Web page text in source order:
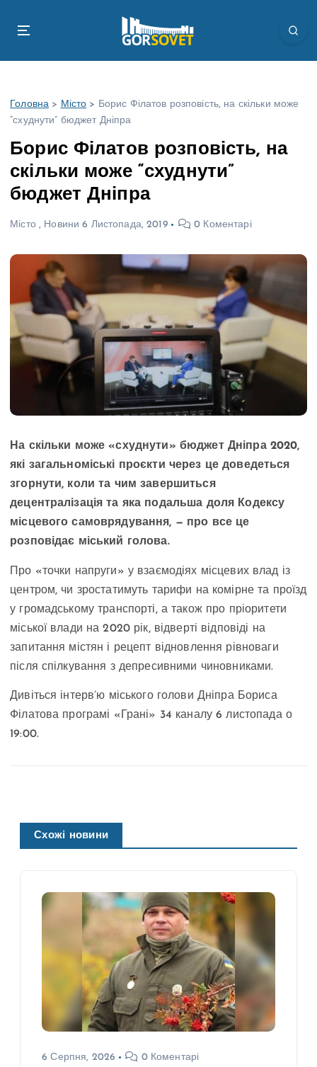
Головна > Місто > Борис Філатов розповість, на скільки може
“схуднути” бюджет Дніпра
Борис Філатов розповість, на
скільки може “схуднути”
бюджет Дніпра
Місто, Новини 6 Листопада, 2019 0 Коментарі
На скільки може «схуднути» бюджет Дніпра 2020,
які загальноміські проєкти через це доведеться
згорнути, коли та чим завершиться
децентралізація та яка подальша доля Кодексу
місцевого самоврядування, — про все це
розповідає міський голова.
Про «точки напруги» у взаємодіях місцевих влад із
центром, чи зростатимуть тарифи на комірне та проїзд
у громадському транспорті, а також про пріоритети
міської влади на 2020 рік, відверті відповіді на
запитання містян і рецепт відновлення рівноваги
після спілкування з депресивними чиновниками.
Дивіться інтерв’ю міського голови Дніпра Бориса
Філатова програмі «Грані» 34 каналу 6 листопада о
19:00.
Схожі новини
6 Серпня, 2026 0 Коментарі